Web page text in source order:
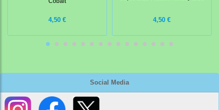
Social Media
4,50 € 4,50 €